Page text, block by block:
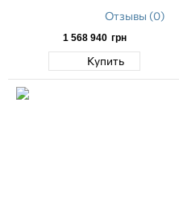
Отзывы (0)
1 568 940 грн
Купить